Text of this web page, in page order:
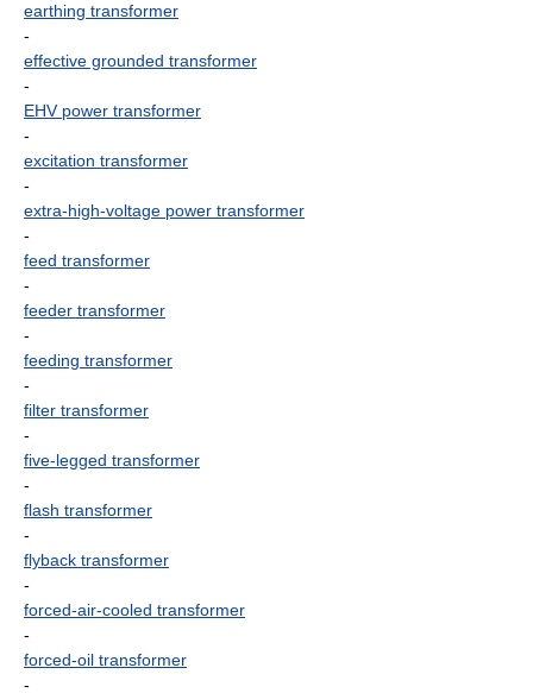
earthing transformer
-
effective grounded transformer
-
EHV power transformer
-
excitation transformer
-
extra-high-voltage power transformer
-
feed transformer
-
feeder transformer
-
feeding transformer
-
filter transformer
-
five-legged transformer
-
flash transformer
-
flyback transformer
-
forced-air-cooled transformer
-
forced-oil transformer
-